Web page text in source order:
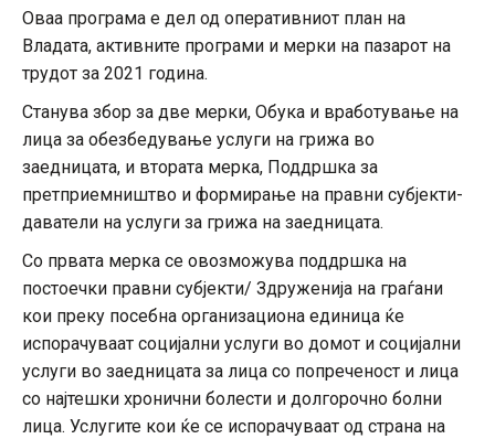
Оваа програма е дел од оперативниот план на
Владата, активните програми и мерки на пазарот на
трудот за 2021 година.
Станува збор за две мерки, Обука и вработување на
лица за обезбедување услуги на грижа во
заедницата, и втората мерка, Поддршка за
претприемништво и формирање на правни субјекти-
даватели на услуги за грижа на заедницата.
Со првата мерка се овозможува поддршка на
постоечки правни субјекти/ Здруженија на граѓани
кои преку посебна организациона единица ќе
испорачуваат социјални услуги во домот и социјални
услуги во заедницата за лица со попреченост и лица
со најтешки хронични болести и долгорочно болни
лица. Услугите кои ќе се испорачуваат од страна на